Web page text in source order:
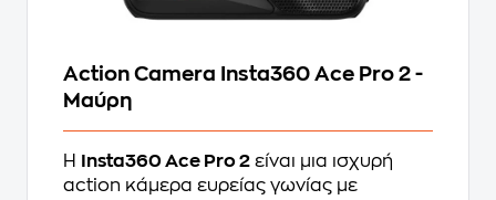
Action Camera Insta360 Ace Pro 2 -
Μαύρη
Η Insta360 Ace Pro 2 είναι μια ισχυρή
action κάμερα ευρείας γωνίας με